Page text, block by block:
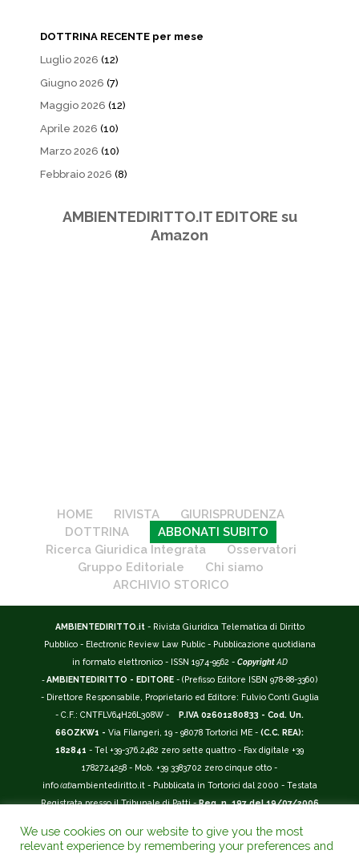
DOTTRINA RECENTE per mese
Luglio 2026 (12)
Giugno 2026 (7)
Maggio 2026 (12)
Aprile 2026 (10)
Marzo 2026 (10)
Febbraio 2026 (8)
AMBIENTEDIRITTO.IT EDITORE su
Amazon
HOME RIVISTA
GIURISPRUDENZA
DOTTRINA
ABBONATI SUBITO
Ricerca Giuridica Integrata
Osservatori
Gruppo Editoriale
Chi siamo
ARCHIVIO STORICO
AMBIENTEDIRITTO.it - Rivista Giuridica Telematica di Diritto
Pubblico - Electronic Review Law Public - Pubblicazione quotidiana
in formato elettronico - ISSN 1974-9562 - Copyright AD
-AMBIENTEDIRITTO - EDITORE - (Prefisso Editore ISBN 978-88-3360)
- Direttore Responsabile, Proprietario ed Editore: Fulvio Conti Guglia
- C.F.: CNTFLV64H26L308W -
P.IVA 02601280833 - Cod. Un.
66OZKW1 - Via Filangeri, 19 - 98078 Tortorici ME - (C.C. REA):
182841 - Tel +39-376.2482 zero sette quattro - Fax digitale +39
1782724258 - Mob. +39 3383702 zero cinque otto -
info(at)ambientediritto.it - Pubblicata in Tortorici dal 2000 - Testata
Registrata presso il Tribunale di Patti -Reg. n. 197 del 19/07/2006
__________
We use cookies on our website to give you the most
relevant experience by remembering your preferences and